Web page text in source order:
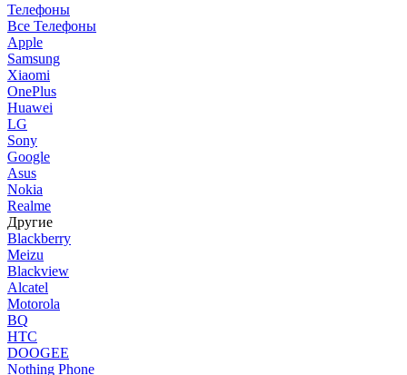
Телефоны
Все Телефоны
Apple
Samsung
Xiaomi
OnePlus
Huawei
LG
Sony
Google
Asus
Nokia
Realme
Другие
Blackberry
Meizu
Blackview
Alcatel
Motorola
BQ
HTC
DOOGEE
Nothing Phone